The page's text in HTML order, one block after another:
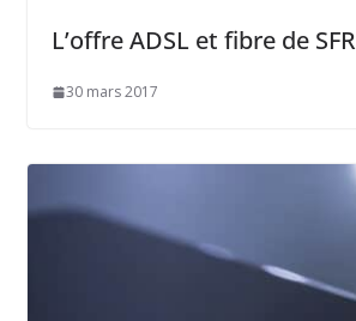
L’offre ADSL et fibre de SFR
30 mars 2017